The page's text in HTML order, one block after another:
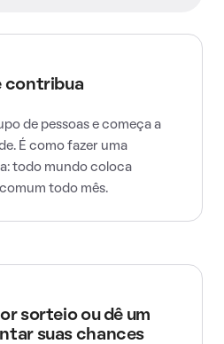
contribua
de pessoas e começa a
É como fazer uma
todo mundo coloca
todo mês.
sorteio ou dê um
suas chances